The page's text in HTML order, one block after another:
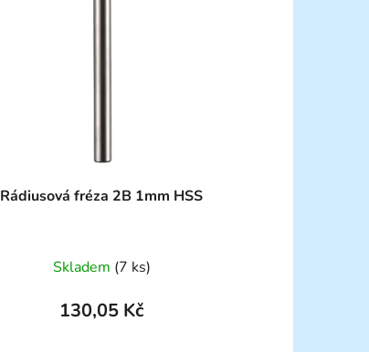
Rádiusová fréza 2B 1mm HSS
Skladem (7 ks)
130,05 Kč